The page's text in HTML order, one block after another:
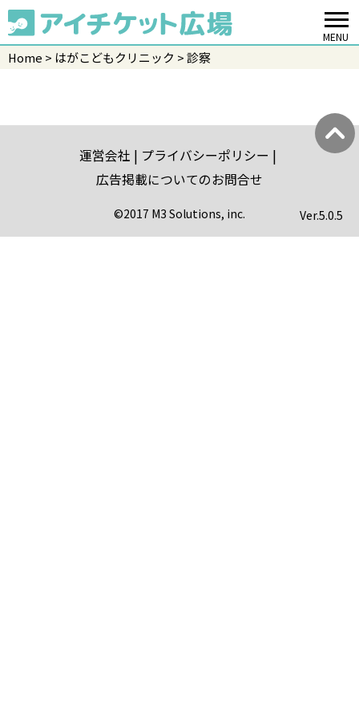
MENU
Home はがこどもクリニック 診察
運営会社
プライバシーポリシー
広告掲載についてのお問合せ
©2017 M3 Solutions, inc. Ver.5.0.5